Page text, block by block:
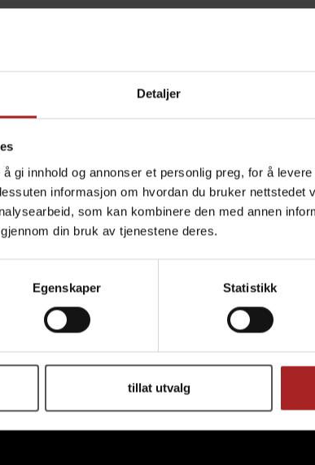
Detaljer
gi innhold og annonser et personlig preg, for å
informasjon om hvordan du bruker nettstedet
som kan kombinere den med annen
din bruk av tjenestene deres.
Egenskaper Statistikk
tillat utvalg